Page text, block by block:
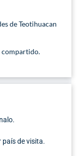
de Teotihuacan
compartido.
país de visita.